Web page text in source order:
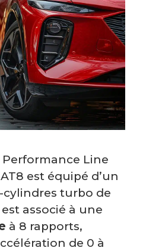
Performance Line
est équipé d’un
cylindres turbo de
est associé à une
à 8 rapports,
de 0 à